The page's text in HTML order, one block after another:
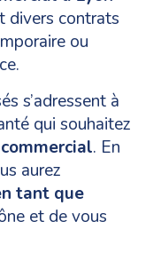
divers contrats
ou
s’adressent à
qui souhaitez
. En
aurez
tant que
et de vous